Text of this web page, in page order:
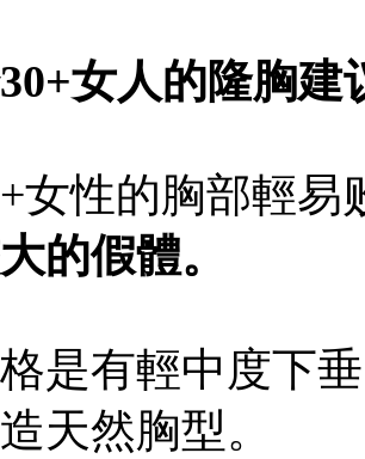
女人的隆胸建
女性的胸部輕
的假體。
是有輕中度下
天然胸型。